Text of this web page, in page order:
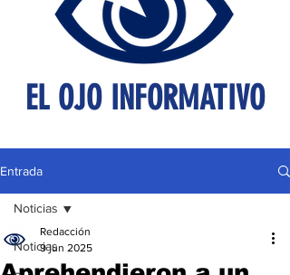
EL OJO INFORMATIVO
Entrada
Noticias
Noticias
Redacción
9 jun 2025